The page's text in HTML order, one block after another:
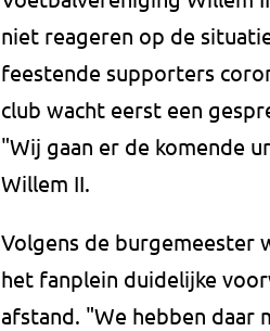
niet reageren op de
feestende supporters
club wacht eerst een
"Wij gaan er de komende
Willem II.
Volgens de burgemeester
het fanplein duidelijke
afstand. "We hebben daar